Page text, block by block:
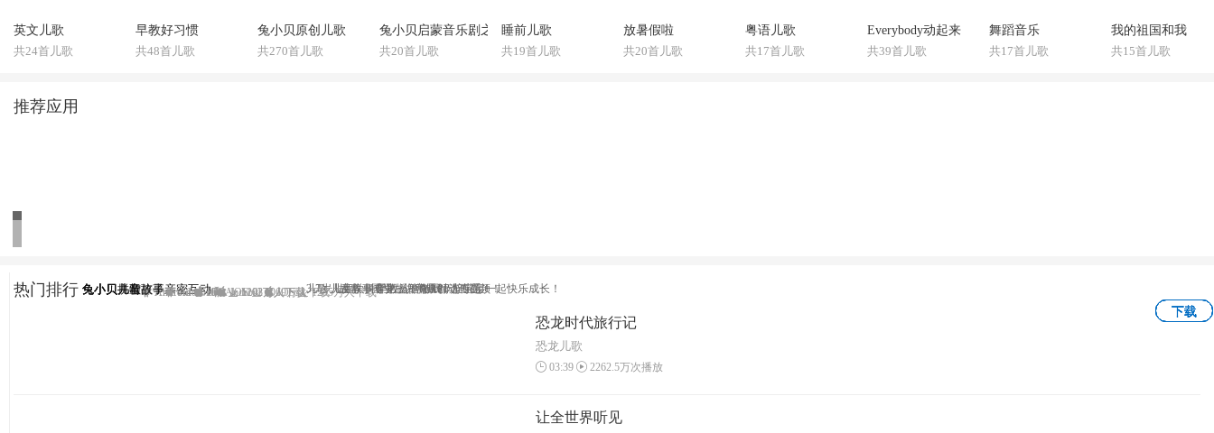
英文儿歌
共24首儿歌
早教好习惯
共48首儿歌
兔小贝原创儿歌
共270首儿歌
兔小贝启蒙音乐剧之【认识恐龙】
共20首儿歌
睡前儿歌
共19首儿歌
放暑假啦
共20首儿歌
粤语儿歌
共17首儿歌
Everybody动起来
共39首儿歌
舞蹈音乐
共17首儿歌
我的祖国和我
共15首儿歌
推荐应用
兔小贝拼音 Android IOS 1102万人下载3-7岁儿童学拼音第一神奇APP
下载
兔小贝—与孩子亲密互动 Android IOS 1235万人下载早教益智游戏，陪宝宝一起快乐成长！
下载
兔小贝儿歌 Android IOS 1203万人下载儿歌、故事、国学、识字原创动画视频！
下载
兔小贝儿童故事 Android IOS 1069万人下载儿童故事专业版，海量精选专题！
下载
热门排行
恐龙时代旅行记
恐龙儿歌
03:39 2262.5万次播放
让全世界听见